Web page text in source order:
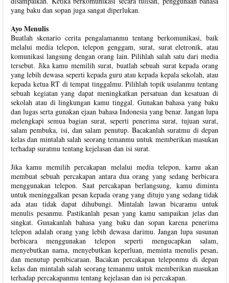
yang baku dan sopan juga sangat diperlukan.
Ayo Menulis
Buatlah skenario cerita pengalamanmu tentang berkomunikasi, baik
melalui media telepon, telepon genggam, surat, surat eletronik, atau
komunikasi langsung dengan orang lain. Pilihlah salah satu dari media
tersebut. Jika kamu memilih surat, buatlah sebuah surat kepada orang
yang lebih dewasa seperti kepada guru atau kepada kepala sekolah, atau
kepada ketua RT di tempat tinggalmu. Pilihlah topik usulanmu tentang
sebuah kegiatan yang dapat meningkatkan persatuan dan kesatuan di
sekolah atau di lingkungan kamu tinggal. Gunakan bahasa yang baku
dan lugas serta gunakan ejaan bahasa Indonesia yang benar. Jangan lupa
melengkapi semua bagian surat, seperti penerima surat, tujuan surat,
salam pembuka, isi, dan salam penutup. Bacakanlah suratmu di depan
kelas dan mintalah salah seorang temanmu untuk memberikan masukan
terhadap suratmu tentang kejelasan dan isi surat.
Jika kamu memilih percakapan melalui media telepon, kamu akan
membuat sebuah percakapan antara dua orang yang sedang berbicara
menggunakan telepon. Saat percakapan berlangsung, kamu diminta
untuk meninggalkan pesan kepada orang yang dituju yang sedang tidak
ada atau tidak dapat dihubungi. Mintalah lawan bicaramu untuk
menulis pesanmu. Pastikanlah pesan yang kamu sampaikan jelas dan
singkat. Gunakanlah bahasa yang baku dan sopan karena penerima
telepon adalah orang yang lebih dewasa darimu. Jangan lupa susunan
berbicara menggunakan telepon seperti mengucapkan salam,
menyebutkan nama, menyebutkan keperluan, meminta menulis pesan,
dan menutup pembicaraan. Bacakan percakapan teleponmu di depan
kelas dan mintalah salah seorang temanmu untuk memberikan masukan
terhadap percakapanmu tentang kejelasan dan isi percakapan.